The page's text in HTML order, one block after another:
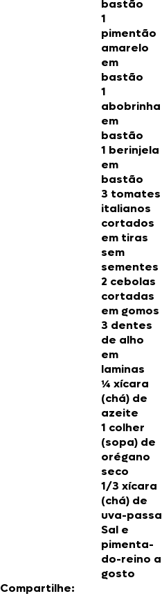
bastão
1
pimentão
amarelo
em
bastão
1
abobrinha
em
bastão
1 berinjela
em
bastão
3 tomates
italianos
cortados
em tiras
sem
sementes
2 cebolas
cortadas
em gomos
3 dentes
de alho
em
laminas
¼ xícara
(chá) de
azeite
1 colher
(sopa) de
orégano
seco
1/3 xícara
(chá) de
uva-passa
Sal e
pimenta-
do-reino a
gosto
Compartilhe: